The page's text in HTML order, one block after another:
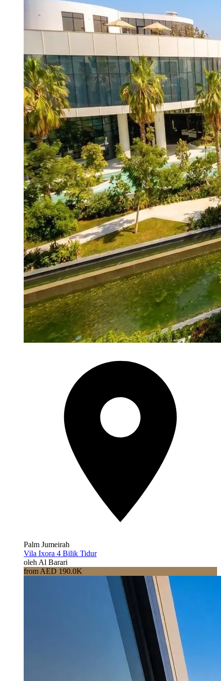
Palm Jumeirah
Vila Ixora 4 Bilik Tidur
oleh Al Barari
from AED 190.0K